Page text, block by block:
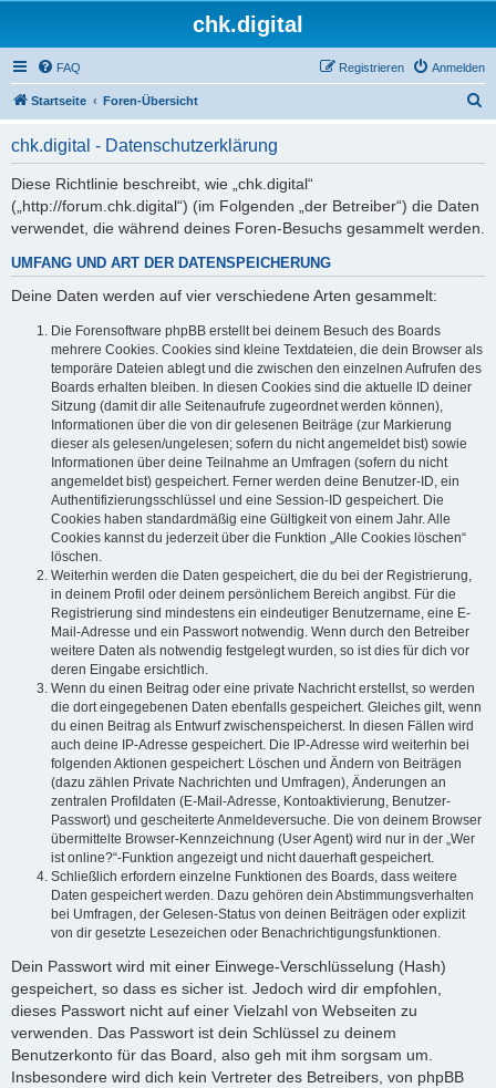
chk.digital
FAQ Anmelden
Registrieren
Startseite Foren-Übersicht
chk.digital - Datenschutzerklärung
Diese Richtlinie beschreibt, wie „chk.digital“
(„http://forum.chk.digital“) (im Folgenden „der Betreiber“) die Daten
verwendet, die während deines Foren-Besuchs gesammelt werden.
UMFANG UND ART DER DATENSPEICHERUNG
Deine Daten werden auf vier verschiedene Arten gesammelt:
Die Forensoftware phpBB erstellt bei deinem Besuch des Boards
mehrere Cookies. Cookies sind kleine Textdateien, die dein Browser als
temporäre Dateien ablegt und die zwischen den einzelnen Aufrufen des
Boards erhalten bleiben. In diesen Cookies sind die aktuelle ID deiner
Sitzung (damit dir alle Seitenaufrufe zugeordnet werden können),
Informationen über die von dir gelesenen Beiträge (zur Markierung
dieser als gelesen/ungelesen; sofern du nicht angemeldet bist) sowie
Informationen über deine Teilnahme an Umfragen (sofern du nicht
angemeldet bist) gespeichert. Ferner werden deine Benutzer-ID, ein
Authentifizierungsschlüssel und eine Session-ID gespeichert. Die
Cookies haben standardmäßig eine Gültigkeit von einem Jahr. Alle
Cookies kannst du jederzeit über die Funktion „Alle Cookies löschen“
löschen.
Weiterhin werden die Daten gespeichert, die du bei der Registrierung,
in deinem Profil oder deinem persönlichem Bereich angibst. Für die
Registrierung sind mindestens ein eindeutiger Benutzername, eine E-
Mail-Adresse und ein Passwort notwendig. Wenn durch den Betreiber
weitere Daten als notwendig festgelegt wurden, so ist dies für dich vor
deren Eingabe ersichtlich.
Wenn du einen Beitrag oder eine private Nachricht erstellst, so werden
die dort eingegebenen Daten ebenfalls gespeichert. Gleiches gilt, wenn
du einen Beitrag als Entwurf zwischenspeicherst. In diesen Fällen wird
auch deine IP-Adresse gespeichert. Die IP-Adresse wird weiterhin bei
folgenden Aktionen gespeichert: Löschen und Ändern von Beiträgen
(dazu zählen Private Nachrichten und Umfragen), Änderungen an
zentralen Profildaten (E-Mail-Adresse, Kontoaktivierung, Benutzer-
Passwort) und gescheiterte Anmeldeversuche. Die von deinem Browser
übermittelte Browser-Kennzeichnung (User Agent) wird nur in der „Wer
ist online?“-Funktion angezeigt und nicht dauerhaft gespeichert.
Schließlich erfordern einzelne Funktionen des Boards, dass weitere
Daten gespeichert werden. Dazu gehören dein Abstimmungsverhalten
bei Umfragen, der Gelesen-Status von deinen Beiträgen oder explizit
von dir gesetzte Lesezeichen oder Benachrichtigungsfunktionen.
Dein Passwort wird mit einer Einwege-Verschlüsselung (Hash)
gespeichert, so dass es sicher ist. Jedoch wird dir empfohlen,
dieses Passwort nicht auf einer Vielzahl von Webseiten zu
verwenden. Das Passwort ist dein Schlüssel zu deinem
Benutzerkonto für das Board, also geh mit ihm sorgsam um.
Insbesondere wird dich kein Vertreter des Betreibers, von phpBB